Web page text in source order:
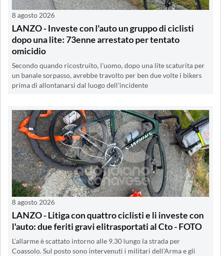
8 agosto 2026
LANZO - Investe con l'auto un gruppo di ciclisti
dopo una lite: 73enne arrestato per tentato
omicidio
Secondo quando ricostruito, l'uomo, dopo una lite scaturita per
un banale sorpasso, avrebbe travolto per ben due volte i bikers
prima di allontanarsi dal luogo dell'incidente
8 agosto 2026
LANZO - Litiga con quattro ciclisti e li investe con
l'auto: due feriti gravi elitrasportati al Cto - FOTO
L’allarme è scattato intorno alle 9.30 lungo la strada per
Coassolo. Sul posto sono intervenuti i militari dell'Arma e gli